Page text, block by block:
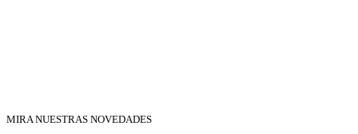
MIRA NUESTRAS NOVEDADES